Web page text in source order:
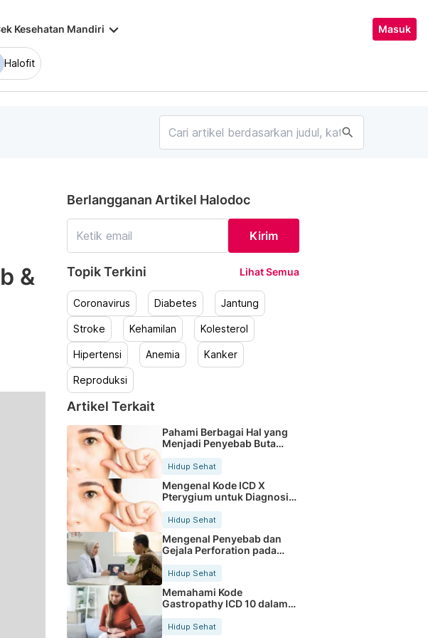
Kesehatan Mandiri keyboard_arrow_down Masuk
Halofit
search
&
Berlangganan Artikel Halodoc
Kirim
Topik Terkini Lihat Semua
Coronavirus Diabetes Jantung
Stroke Kehamilan Kolesterol
Hipertensi Anemia Kanker
Reproduksi
Artikel Terkait
Pahami Berbagai Hal yang
Menjadi Penyebab Buta
Hidup Sehat
Mengenal Kode ICD X
Pterygium untuk Diagnosis
Hidup Sehat
Mengenal Penyebab dan
Gejala Perforation pada
Tubuh
Hidup Sehat
Memahami Kode
Gastropathy ICD 10 dalam
Rekam Medis Pasien
Hidup Sehat